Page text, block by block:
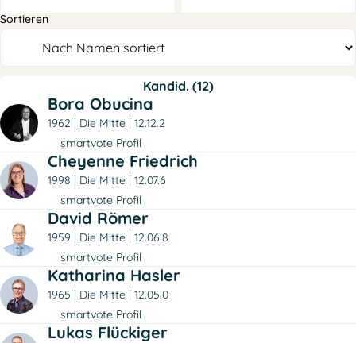
Sortieren
Kandid. (12)
Bora Obucina
1962 Die Mitte
12.12.2
smartvote Profil
Cheyenne Friedrich
1998 Die Mitte
12.07.6
smartvote Profil
David Römer
1959 Die Mitte
12.06.8
smartvote Profil
Katharina Hasler
1965 Die Mitte
12.05.0
smartvote Profil
Lukas Flückiger